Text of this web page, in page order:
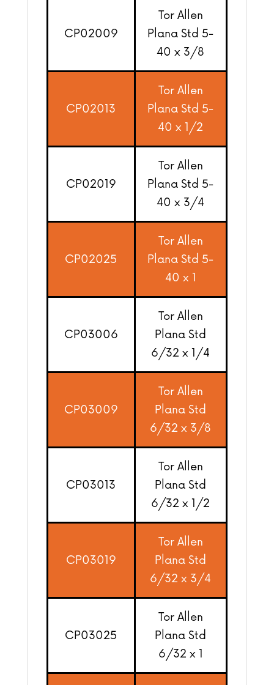
CP02009
Tor Allen
Plana Std 5-
40 x 3/8
CP02013
Tor Allen
Plana Std 5-
40 x 1/2
CP02019
Tor Allen
Plana Std 5-
40 x 3/4
CP02025
Tor Allen
Plana Std 5-
40 x 1
CP03006
Tor Allen
Plana Std
6/32 x 1/4
CP03009
Tor Allen
Plana Std
6/32 x 3/8
CP03013
Tor Allen
Plana Std
6/32 x 1/2
CP03019
Tor Allen
Plana Std
6/32 x 3/4
CP03025
Tor Allen
Plana Std
6/32 x 1